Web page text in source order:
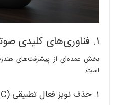
۱. فناوری‌های کلیدی صوتی و پردازشی
بخش عمده‌ای از پیشرفت‌های
است:
۱. حذف نویز فعال تطبیقی (Adaptive ANC)